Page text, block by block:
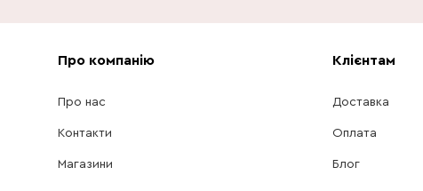
Про компанію
Про нас
Контакти
Магазини
Клієнтам
Доставка
Оплата
Блог